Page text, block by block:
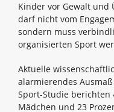
Kinder vor Gewalt und
darf nicht vom
sondern muss
organisierten Sport
Aktuelle
alarmierendes
Sport-Studie berichten
Mädchen und 23